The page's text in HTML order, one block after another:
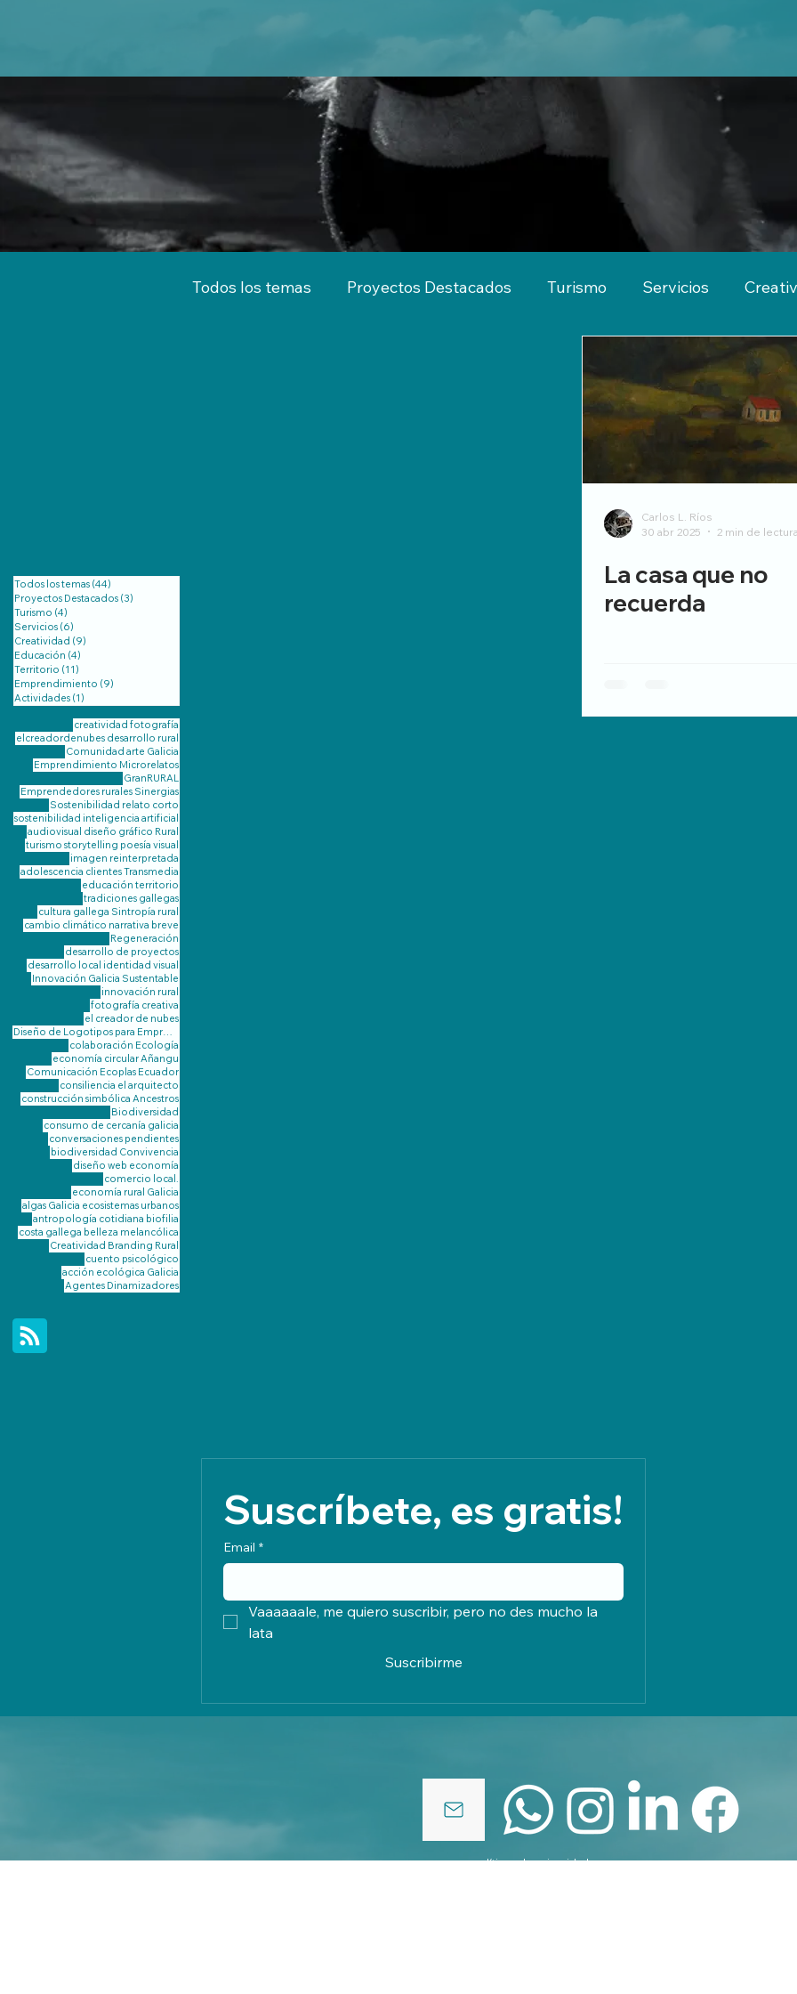
Suscríbete, es gratis!
Email *
Vaaaaaale, me quiero suscribir, pero no des mucho la
lata
Suscribirme
Todos los temas (44)
Proyectos Destacados (3)
Turismo (4)
Servicios (6)
Creatividad (9)
Educación (4)
Territorio (11)
Emprendimiento (9)
Actividades (1)
creatividad fotografía
elcreadordenubes desarrollo rural
Comunidad arte Galicia
Emprendimiento Microrelatos
GranRURAL
Emprendedores rurales Sinergias
Sostenibilidad relato corto
sostenibilidad inteligencia artificial
audiovisual diseño gráfico Rural
turismo storytelling poesía visual
imagen reinterpretada
adolescencia clientesTransmedia
educación territorio
tradiciones gallegas
cultura gallega Sintropía rural
cambio climático narrativa breve
Regeneración
desarrollo de proyectos
desarrollo local identidad visual
Innovación Galicia Sustentable
innovación rural
fotografía creativa
el creador de nubes
Diseño de Logotipos para Emprendimientos Rurales de Galicia
colaboración Ecología
economía circularAñangu
Comunicación Ecoplas Ecuador
consiliencia el arquitecto
construcción simbólica Ancestros
Biodiversidad
consumo de cercanía galicia
conversaciones pendientes
biodiversidad Convivencia
diseño web economía
comercio local.
economía rural Galicia
algas Galicia ecosistemas urbanos
antropología cotidiana biofilia
costa gallega belleza melancólica
Creatividad Branding Rural
cuento psicológico
acción ecológica Galicia
Agentes Dinamizadores
Todos los temas Proyectos Destacados Turismo Servicios
Carlos L. Ríos
30 abr 2025
2 min de
La casa que no
recuerda
políticas de privacidad